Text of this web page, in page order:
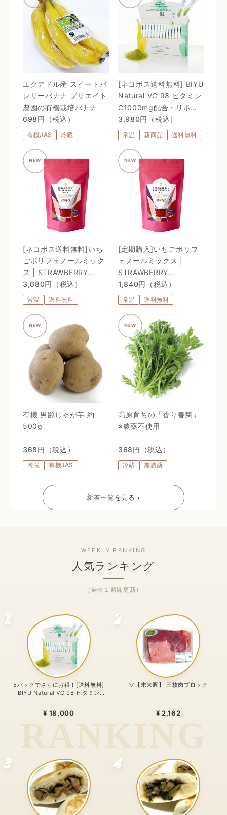
エクアドル産 スイートバ
レリーバナナ プリエイト
農園の有機栽培バナナ
698円（税込）
有機JAS 冷蔵
[ネコポス送料無料] BIYU
Natural VC 98 ビタミン
C1000mg配合・リポゾ
ームＶＣ配合〜 24時間、
体温を感じるビタミン
C。98%植物由来のリポ
ソーム処方 〜
3,980円（税込）
常温 新商品 送料無料
[ネコポス送料無料]いち
ごポリフェノールミック
ス | STRAWBERRY
POLYPHENOLS MIX
3,680円（税込）
常温 送料無料
[定期購入]いちごポリフ
ェノールミックス |
STRAWBERRY
POLYPHENOLS MIX
1,840円（税込）
常温 送料無料
有機 男爵じゃが芋 約
500g
368円（税込）
冷蔵 有機JAS
高原育ちの「香り春菊」
※農薬不使用
368円（税込）
冷蔵 無農薬
新着一覧を見る ›
人気ランキング
（過去１週間更新）
1
5パックでさらにお得！[送料無料]
BIYU Natural VC 98 ビタミン
C。98%植物由来のリポソーム処方
¥ 18,000
2
▽【未来豚】 三枚肉ブロック
¥ 2,162
3 4